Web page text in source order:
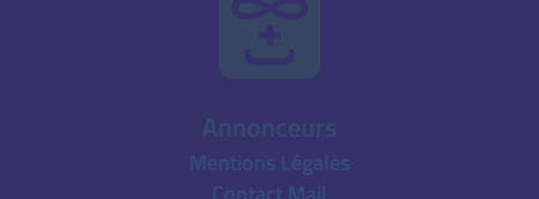
Mentions Légales